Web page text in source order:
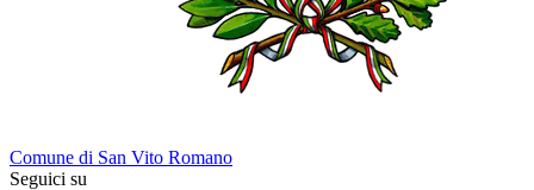
Comune di San Vito Romano
Seguici su